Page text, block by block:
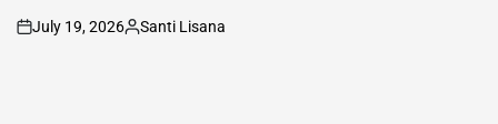
on
July 19, 2026
Posted
Santi Lisana